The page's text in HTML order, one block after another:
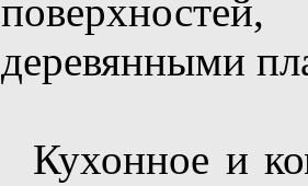
деревянными
Кухонное и